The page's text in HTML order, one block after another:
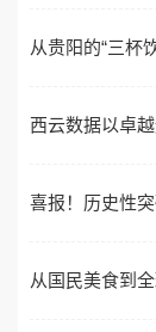
从贵阳的“三杯
西云数据以卓